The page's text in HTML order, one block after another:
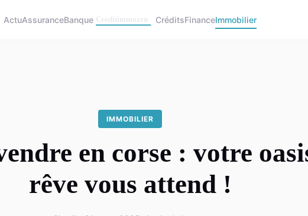
ActuAssuranceBanque CréditsFinanceImmobilier
IMMOBILIER
en corse : votre
rêve vous attend !